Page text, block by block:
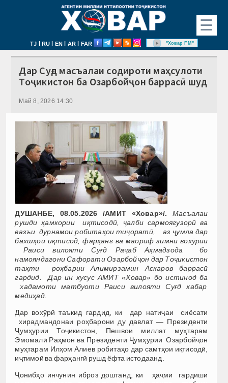
☰
TJ | RU | EN | AR | FAR "Ховар FM"
Дар Суғд масъалаи содироти маҳсулоти
Тоҷикистон ба Озарбойҷон баррасӣ шуд
Май 8, 2026 14:30
ДУШАНБЕ, 08.05.2026 /АМИТ «Ховар»/.
Масъалаи
рушди ҳамкории иқтисодӣ, ҷалби сармоягузорӣ ва
вазъи дурнамои робитаҳои тиҷоратӣ, аз ҷумла дар
бахшҳои иқтисод, фарҳанг ва маориф зимни вохӯрии
Раиси вилояти Суғд Раҷаб Аҳмадзода бо
намояндагони Сафорати Озарбойҷон дар Тоҷикистон
таҳти роҳбарии Алимирзамин Аскаров баррасӣ
гардид. Дар ин хусус АМИТ «Ховар» бо истинод ба
хадамоти матбуоти Раиси вилояти Суғд хабар
медиҳад.
Дар вохӯрӣ таъкид гардид, ки дар натиҷаи сиёсати
хирадмандонаи роҳбарони ду давлат — Президенти
Ҷумҳурии Тоҷикистон, Пешвои миллат муҳтарам
Эмомалӣ Раҳмон ва Президенти Ҷумҳурии Озарбойҷон
муҳтарам Илҳом Алиев робитаҳо дар самтҳои иқтисодӣ,
иҷтимоӣ ва фарҳангӣ рушд ёфта истодаанд.
Ҷонибҳо инчунин иброз доштанд, ки ҳаҷми гардиши